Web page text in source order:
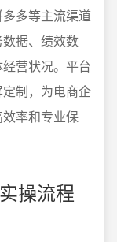
多等主流渠道
据、绩效数
营状况。平台
制，为电商企
率和专业保
操流程